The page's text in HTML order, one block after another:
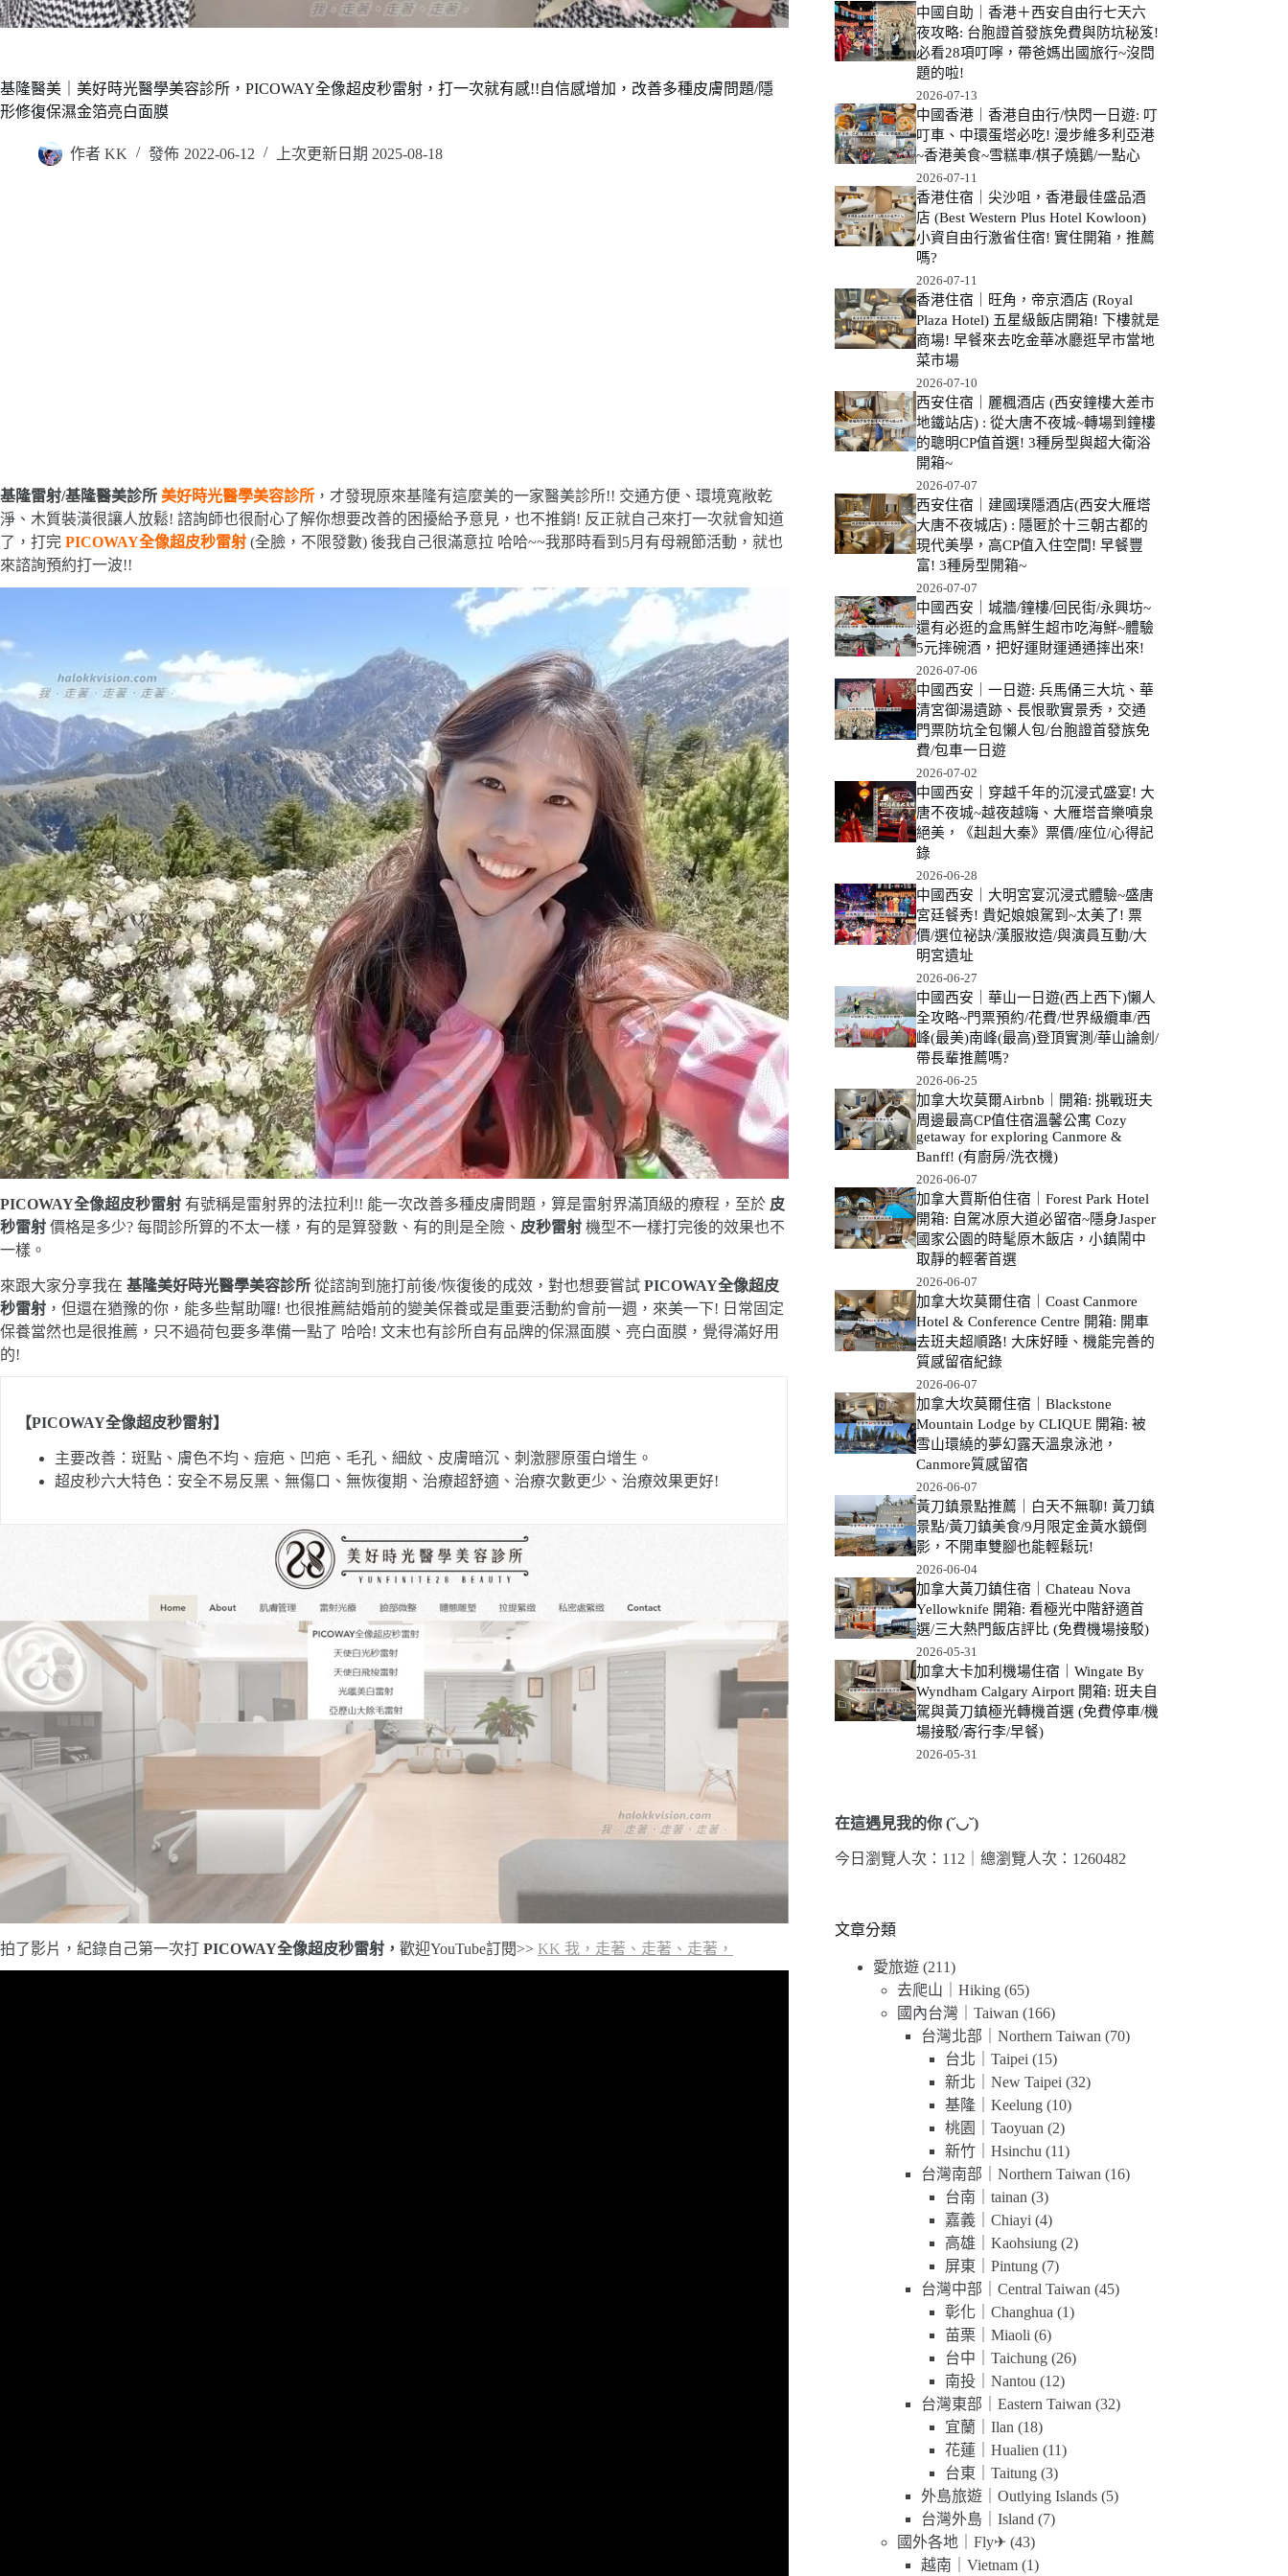
基隆醫美｜美好時光醫學美容診所，PICOWAY全像超皮秒雷射，打一次就有感!!自信感增加，改善多種皮膚問題/隱
形修復保濕金箔亮白面膜
作者 KK 發佈 2022-06-12 上次更新日期 2025-08-18
基隆雷射/基隆醫美診所 美好時光醫學美容診所 ，才發現原來基隆有這麼美的一家醫美診所!! 交通方便、環境寬敞乾
淨、木質裝潢很讓人放鬆! 諮詢師也很耐心了解你想要改善的困擾給予意見，也不推銷! 反正就自己來打一次就會知道
了，打完 PICOWAY全像超皮秒雷射 (全臉，不限發數) 後我自己很滿意拉 哈哈~~我那時看到5月有母親節活動，就也
來諮詢預約打一波!!
PICOWAY全像超皮秒雷射 有號稱是雷射界的法拉利!! 能一次改善多種皮膚問題，算是雷射界滿頂級的療程，至於 皮
秒雷射 價格是多少? 每間診所算的不太一樣，有的是算發數、有的則是全險、 皮秒雷射 機型不一樣打完後的效果也不
一樣。
來跟大家分享我在 基隆美好時光醫學美容診所 從諮詢到施打前後/恢復後的成效，對也想要嘗試 PICOWAY全像超皮
秒雷射 ，但還在猶豫的你，能多些幫助囉! 也很推薦結婚前的變美保養或是重要活動約會前一週，來美一下! 日常固定
保養當然也是很推薦，只不過荷包要多準備一點了 哈哈! 文末也有診所自有品牌的保濕面膜、亮白面膜，覺得滿好用
的!
【PICOWAY全像超皮秒雷射】
主要改善：斑點、膚色不均、痘疤、凹疤、毛孔、細紋、皮膚暗沉、刺激膠原蛋白增生。
超皮秒六大特色：安全不易反黑、無傷口、無恢復期、治療超舒適、治療次數更少、治療效果更好!
拍了影片，紀錄自己第一次打 PICOWAY全像超皮秒雷射， 歡迎YouTube訂閱>> KK 我，走著、走著、走著，
中國自助｜香港＋西安自由行七天六
夜攻略: 台胞證首發族免費與防坑秘笈!
必看28項叮嚀，帶爸媽出國旅行~沒問
題的啦!
2026-07-13
中國香港｜香港自由行/快閃一日遊: 叮
叮車、中環蛋塔必吃! 漫步維多利亞港
~香港美食~雪糕車/棋子燒鵝/一點心
2026-07-11
香港住宿｜尖沙咀，香港最佳盛品酒
店 (Best Western Plus Hotel Kowloon)
小資自由行激省住宿! 實住開箱，推薦
嗎?
2026-07-11
香港住宿｜旺角，帝京酒店 (Royal
Plaza Hotel) 五星級飯店開箱! 下樓就是
商場! 早餐來去吃金華冰廳逛早市當地
菜市場
2026-07-10
西安住宿｜麗楓酒店 (西安鐘樓大差市
地鐵站店) : 從大唐不夜城~轉場到鐘樓
的聰明CP值首選! 3種房型與超大衛浴
開箱~
2026-07-07
西安住宿｜建國璞隱酒店(西安大雁塔
大唐不夜城店) : 隱匿於十三朝古都的
現代美學，高CP值入住空間! 早餐豐
富! 3種房型開箱~
2026-07-07
中國西安｜城牆/鐘樓/回民街/永興坊~
還有必逛的盒馬鮮生超市吃海鮮~體驗
5元摔碗酒，把好運財運通通摔出來!
2026-07-06
中國西安｜一日遊: 兵馬俑三大坑、華
清宮御湯遺跡、長恨歌實景秀，交通
門票防坑全包懶人包/台胞證首發族免
費/包車一日遊
2026-07-02
中國西安｜穿越千年的沉浸式盛宴! 大
唐不夜城~越夜越嗨、大雁塔音樂噴泉
絕美，《赳赳大秦》票價/座位/心得記
錄
2026-06-28
中國西安｜大明宮宴沉浸式體驗~盛唐
宮廷餐秀! 貴妃娘娘駕到~太美了! 票
價/選位祕訣/漢服妝造/與演員互動/大
明宮遺址
2026-06-27
中國西安｜華山一日遊(西上西下)懶人
全攻略~門票預約/花費/世界級纜車/西
峰(最美)南峰(最高)登頂實測/華山論劍/
帶長輩推薦嗎?
2026-06-25
加拿大坎莫爾Airbnb｜開箱: 挑戰班夫
周邊最高CP值住宿溫馨公寓 Cozy
getaway for exploring Canmore &
Banff! (有廚房/洗衣機)
2026-06-07
加拿大賈斯伯住宿｜Forest Park Hotel
開箱: 自駕冰原大道必留宿~隱身Jasper
國家公園的時髦原木飯店，小鎮鬧中
取靜的輕奢首選
2026-06-07
加拿大坎莫爾住宿｜Coast Canmore
Hotel & Conference Centre 開箱: 開車
去班夫超順路! 大床好睡、機能完善的
質感留宿紀錄
2026-06-07
加拿大坎莫爾住宿｜Blackstone
Mountain Lodge by CLIQUE 開箱: 被
雪山環繞的夢幻露天溫泉泳池，
Canmore質感留宿
2026-06-07
黃刀鎮景點推薦｜白天不無聊! 黃刀鎮
景點/黃刀鎮美食/9月限定金黃水鏡倒
影，不開車雙腳也能輕鬆玩!
2026-06-04
加拿大黃刀鎮住宿｜Chateau Nova
Yellowknife 開箱: 看極光中階舒適首
選/三大熱門飯店評比 (免費機場接駁)
2026-05-31
加拿大卡加利機場住宿｜Wingate By
Wyndham Calgary Airport 開箱: 班夫自
駕與黃刀鎮極光轉機首選 (免費停車/機
場接駁/寄行李/早餐)
2026-05-31
在這遇見我的你 (˘◡˘)
今日瀏覽人次：112｜ 總瀏覽人次：1260482
文章分類
愛旅遊(211)
去爬山｜Hiking(65)
國內台灣｜Taiwan (166)
台灣北部｜Northern Taiwan (70)
台北｜Taipei (15)
新北｜New Taipei (32)
基隆｜Keelung(10)
桃園｜Taoyuan (2)
新竹｜Hsinchu (11)
台灣南部｜Northern Taiwan (16)
台南｜tainan (3)
嘉義｜Chiayi (4)
高雄｜Kaohsiung(2)
屏東｜Pintung(7)
台灣中部｜Central Taiwan (45)
彰化｜Changhua (1)
苗栗｜Miaoli (6)
台中｜Taichung(26)
南投｜Nantou (12)
台灣東部｜Eastern Taiwan (32)
宜蘭｜Ilan (18)
花蓮｜Hualien (11)
台東｜Taitung(3)
外島旅遊｜Outlying Islands(5)
台灣外島｜Island (7)
國外各地｜Fly✈(43)
越南｜Vietnam(1)